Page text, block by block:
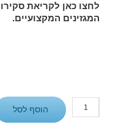
לחצו כאן לקריאת
המגזינים המקצועיים.
כמות
של
הוסף לסל